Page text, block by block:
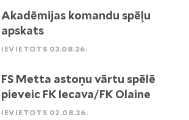
Akadēmijas komandu spēļu
apskats
IEVIETOTS 03.08.26.
FS Metta astoņu vārtu spēlē
pieveic FK Iecava/FK Olaine
IEVIETOTS 02.08.26.